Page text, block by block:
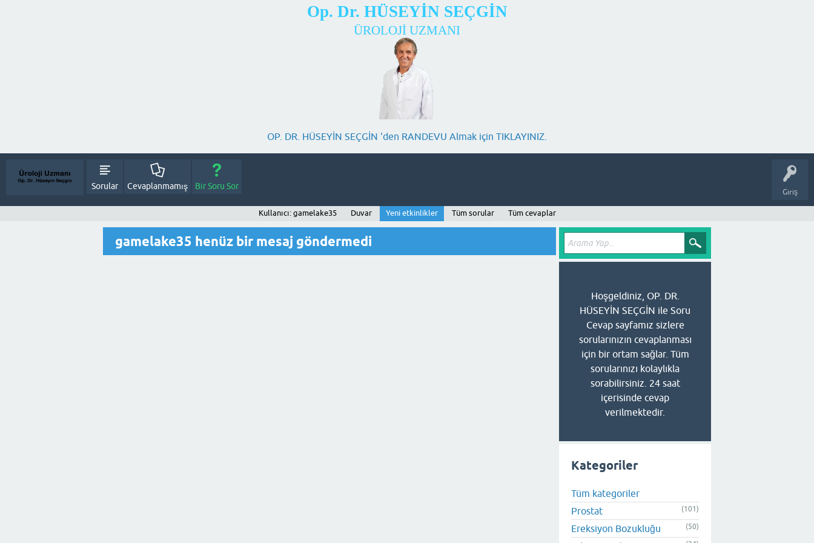
Op. Dr. HÜSEYİN SEÇGİN
ÜROLOJİ UZMANI
OP. DR. HÜSEYİN SEÇGİN 'den RANDEVU Almak için TIKLAYINIZ.
Giriş
Sorular Cevaplanmamış Bir Soru Sor
Kullanıcı: gamelake35 Duvar Yeni etkinlikler Tüm sorular Tüm cevaplar
gamelake35 henüz bir mesaj göndermedi
Hoşgeldiniz, OP. DR.
HÜSEYİN SEÇGİN ile Soru
Cevap sayfamız sizlere
sorularınızın cevaplanması
için bir ortam sağlar. Tüm
sorularınızı kolaylıkla
sorabilirsiniz. 24 saat
içerisinde cevap
verilmektedir.
Kategoriler
Tüm kategoriler
Prostat
(101)
Ereksiyon Bozukluğu (50)